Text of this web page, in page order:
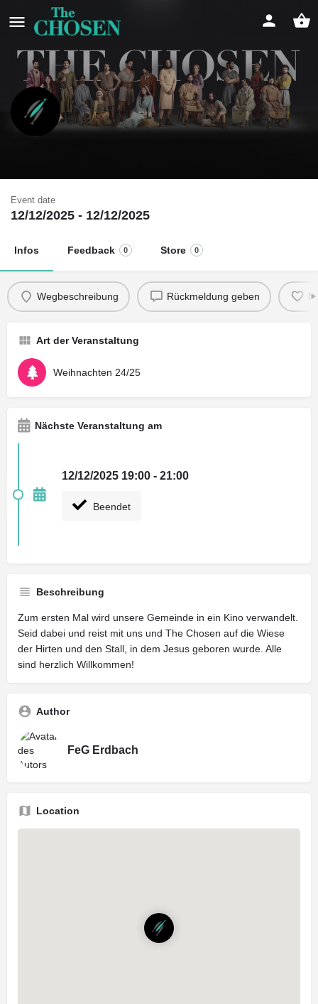
Event date
12/12/2025 - 12/12/2025
Infos Feedback 0 Store 0
Wegbeschreibung Rückmeldung geben
Art der Veranstaltung
Weihnachten 24/25
Nächste Veranstaltung am
12/12/2025 19:00 - 21:00
Beendet
Beschreibung
Zum ersten Mal wird unsere Gemeinde in ein Kino verwandelt.
Seid dabei und reist mit uns und The Chosen auf die Wiese
der Hirten und den Stall, in dem Jesus geboren wurde. Alle
sind herzlich Willkommen!
Author
FeG Erdbach
Location